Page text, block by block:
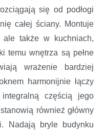
się od podłogi
całej ściany. Montuje
także w kuchniach,
temu wnętrza są pełne
wrażenie bardziej
harmonijnie łączy
częścią jego
również główny
Nadają bryle budynku